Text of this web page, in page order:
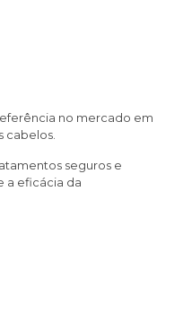
no mercado em
cabelos.
seguros e
a eficácia da